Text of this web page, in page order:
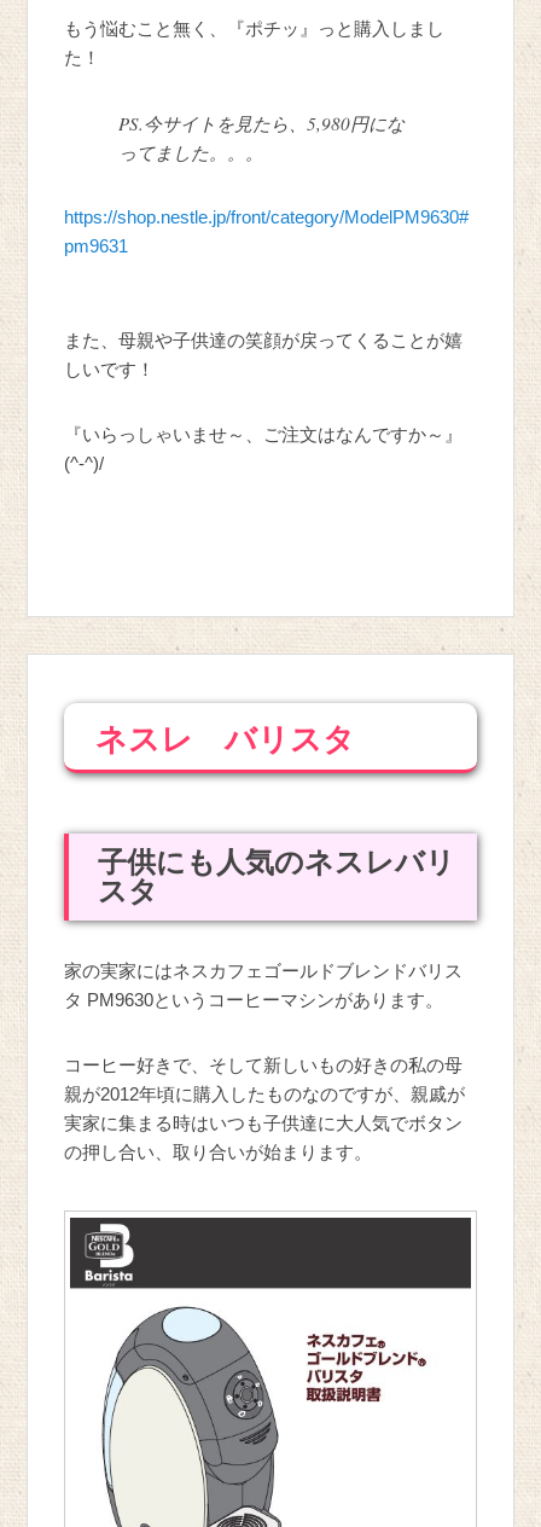
もう悩むこと無く、『ポチッ』っと購入しまし
た！
PS.今サイトを見たら、5,980円にな
ってました。。。
https://shop.nestle.jp/front/category/ModelPM9630#
pm9631
また、母親や子供達の笑顔が戻ってくることが嬉
しいです！
『いらっしゃいませ～、ご注文はなんですか～』
(^-^)/
ネスレ バリスタ
子供にも人気のネスレバリ
スタ
家の実家にはネスカフェゴールドブレンドバリス
タ PM9630というコーヒーマシンがあります。
コーヒー好きで、そして新しいもの好きの私の母
親が2012年頃に購入したものなのですが、親戚が
実家に集まる時はいつも子供達に大人気でボタン
の押し合い、取り合いが始まります。